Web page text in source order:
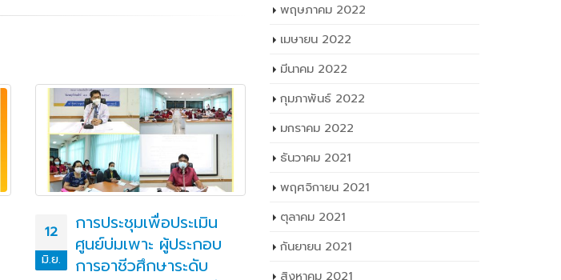
12
มิ.ย.
การประชุมเพื่อประเมิน
ศูนย์บ่มเพาะ ผู้ประกอบ
การอาชีวศึกษาระดับ
แผนกวิชาช่างกลโรงงาน
วท.อุบลฯร่วมงานฟัง
พฤษภาคม 2022
เมษายน 2022
มีนาคม 2022
กุมภาพันธ์ 2022
มกราคม 2022
ธันวาคม 2021
พฤศจิกายน 2021
ตุลาคม 2021
กันยายน 2021
สิงหาคม 2021